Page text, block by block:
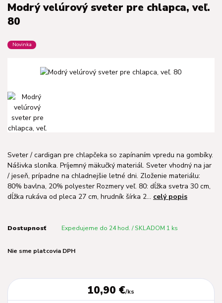
Modrý velúrový sveter pre chlapca, veľ.
80
Novinka
Sveter / cardigan pre chlapčeka so zapínaním vpredu na gombíky.
Nášivka sloníka. Príjemný mäkučký materiál. Sveter vhodný na jar
/ jeseň, prípadne na chladnejšie letné dni. Zloženie materiálu:
80% bavlna, 20% polyester Rozmery veľ. 80: dĺžka svetra 30 cm,
dĺžka rukáva od pleca 27 cm, hrudník šírka 2... celý popis
Dostupnosť Expedujeme do 24 hod. / SKLADOM 1 ks
Nie sme platcovia DPH
10,90 €/ks